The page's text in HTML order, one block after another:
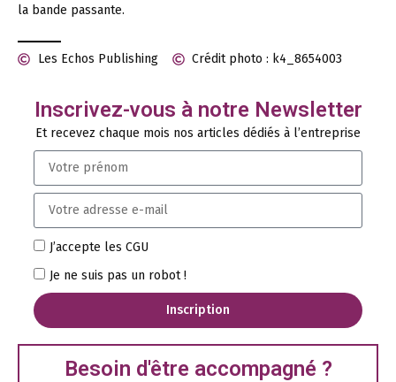
la bande passante.
Les Echos Publishing Crédit photo : k4_8654003
Inscrivez-vous à notre Newsletter
Et recevez chaque mois nos articles dédiés à l’entreprise
J’accepte les CGU
Je ne suis pas un robot !
Inscription
Besoin d'être accompagné ?